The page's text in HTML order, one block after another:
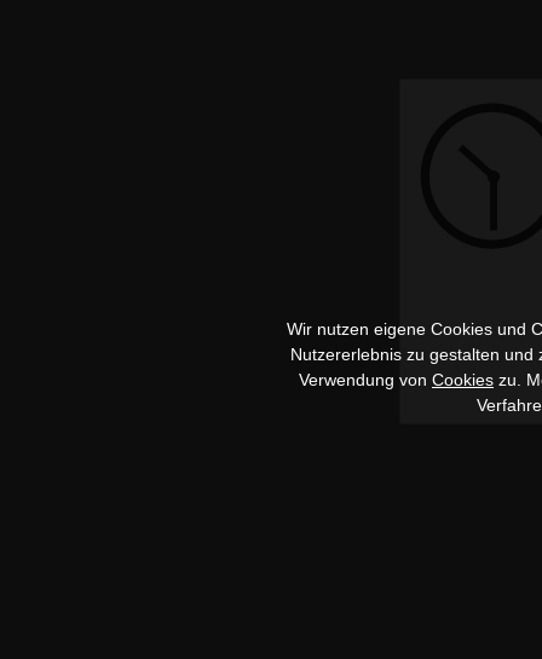
Wir nutzen eigene Cookies und
Nutzererlebnis zu gestalten
Verwendung von Cookies zu.